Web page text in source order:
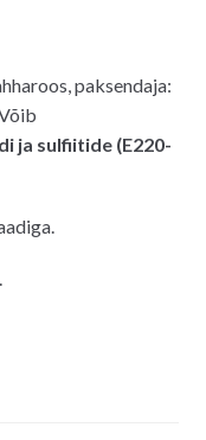
paksendaja:
ja sulfiitide (E220-